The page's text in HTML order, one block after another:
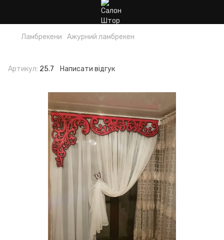
Ламбрекени Ажурний ламбрекен
Артикул: 25.7 Написати відгук